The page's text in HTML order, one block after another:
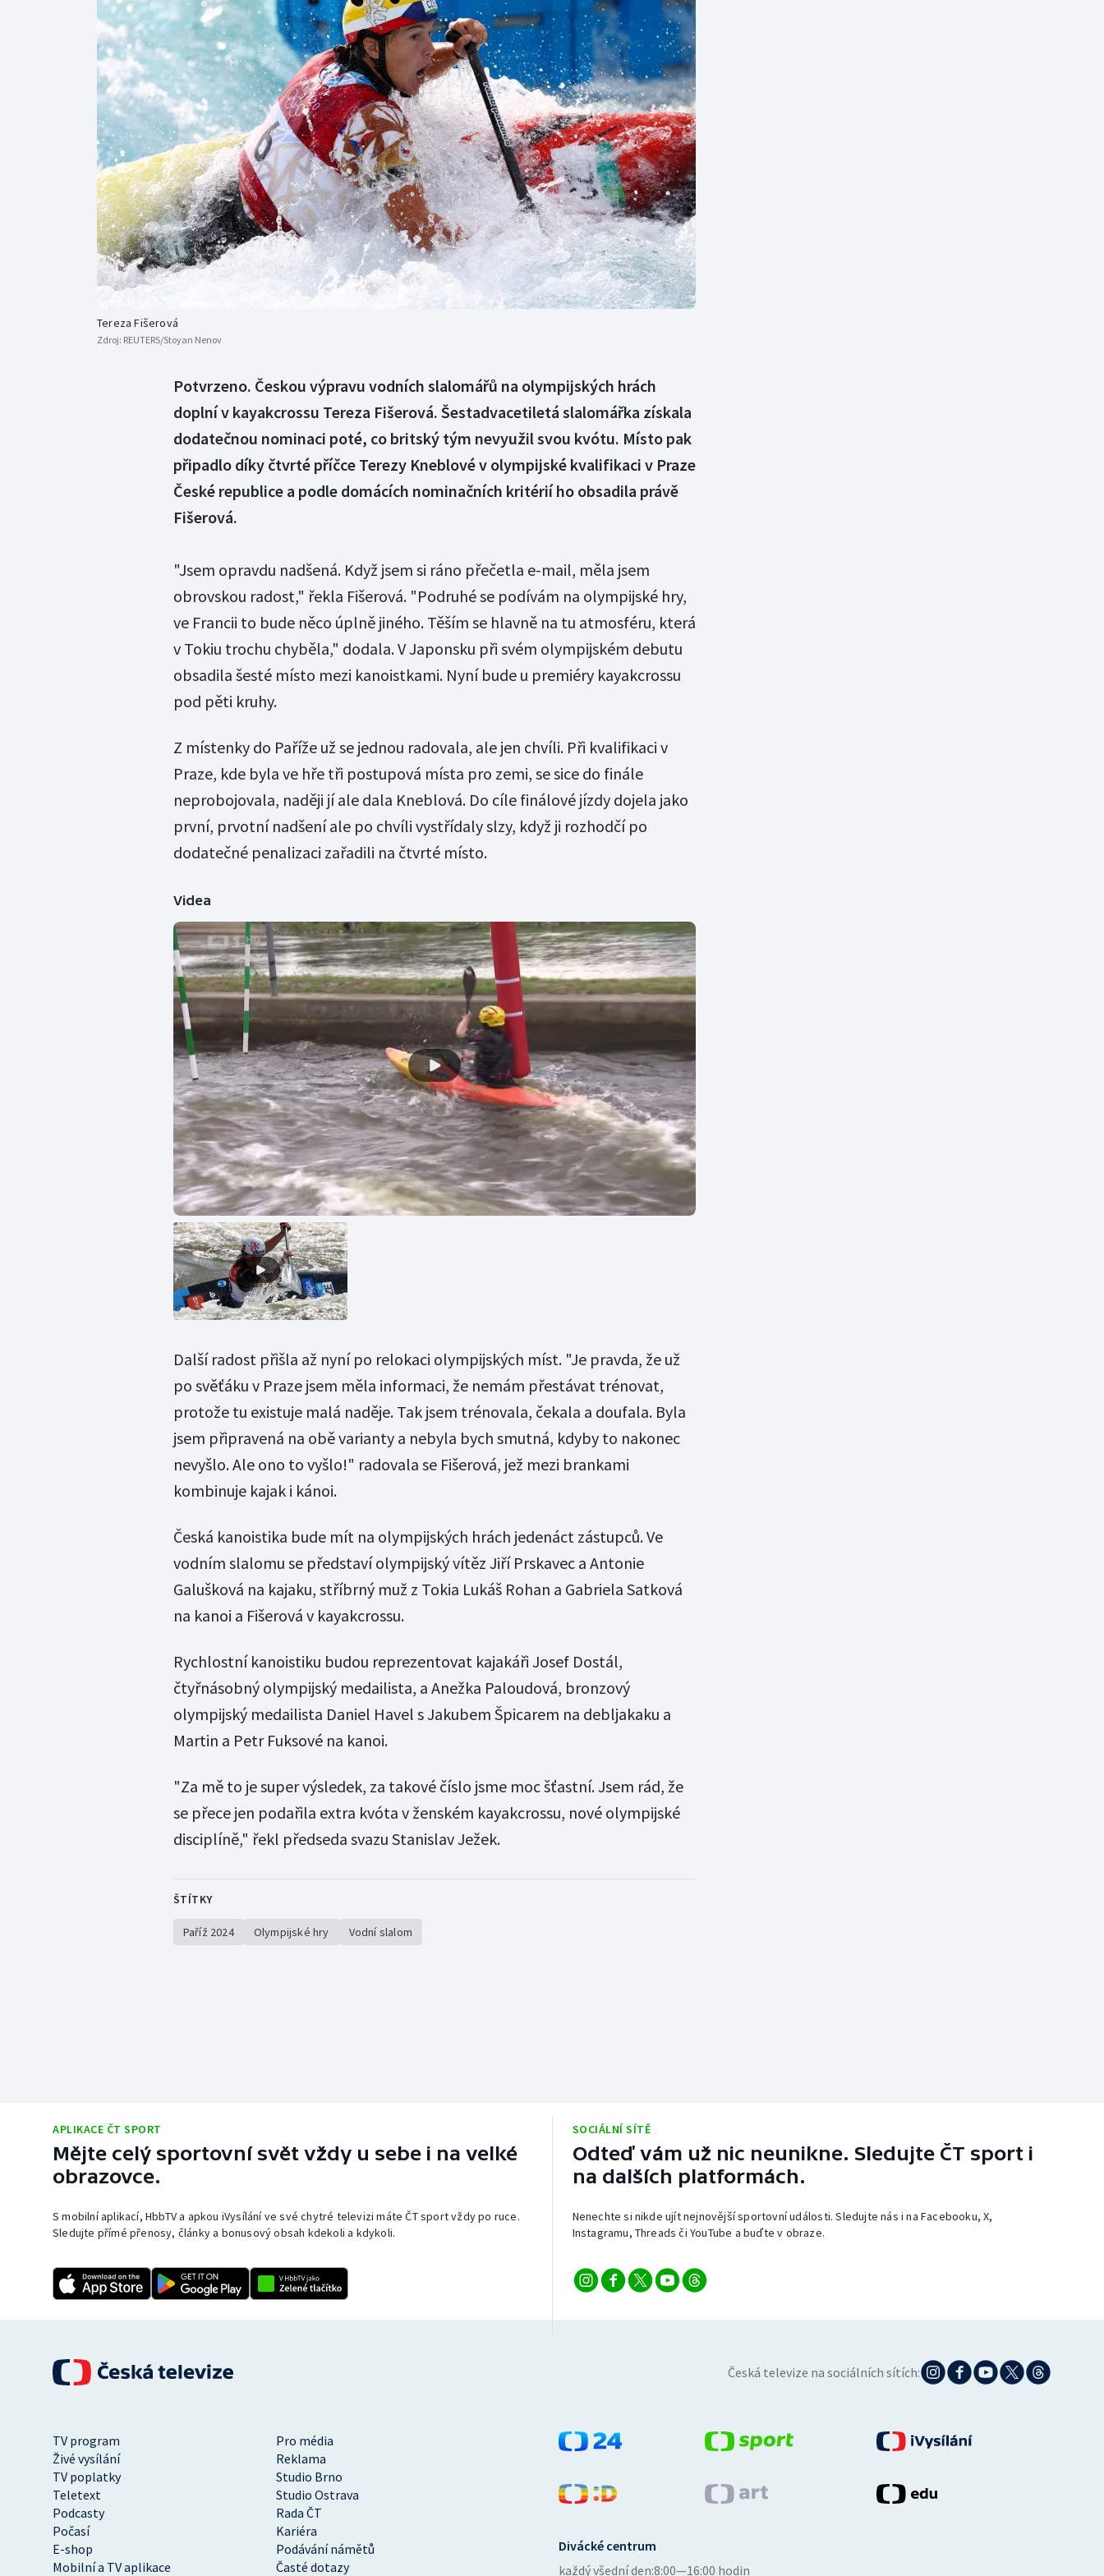
Curling
Dostihy
Florbal
Futsal
Golf
Gymnastika
Moderní pětiboj
Motorsport
Olympijské hry
Parasport
Plavání
Plážový volejbal
Triatlon
Veslování
Vodní slalom
Volejbal
Ostatní
Tereza Fišerová
Zdroj: REUTERS/Stoyan Nenov
Potvrzeno. Českou výpravu vodních slalomářů na olympijských hrách
doplní v kayakcrossu Tereza Fišerová. Šestadvacetiletá slalomářka získala
dodatečnou nominaci poté, co britský tým nevyužil svou kvótu. Místo pak
připadlo díky čtvrté příčce Terezy Kneblové v olympijské kvalifikaci v Praze
České republice a podle domácích nominačních kritérií ho obsadila právě
Fišerová.
"Jsem opravdu nadšená. Když jsem si ráno přečetla e-mail, měla jsem
obrovskou radost," řekla Fišerová. "Podruhé se podívám na olympijské hry,
ve Francii to bude něco úplně jiného. Těším se hlavně na tu atmosféru, která
v Tokiu trochu chyběla," dodala. V Japonsku při svém olympijském debutu
obsadila šesté místo mezi kanoistkami. Nyní bude u premiéry kayakcrossu
pod pěti kruhy.
Z místenky do Paříže už se jednou radovala, ale jen chvíli. Při kvalifikaci v
Praze, kde byla ve hře tři postupová místa pro zemi, se sice do finále
neprobojovala, naději jí ale dala Kneblová. Do cíle finálové jízdy dojela jako
první, prvotní nadšení ale po chvíli vystřídaly slzy, když ji rozhodčí po
dodatečné penalizaci zařadili na čtvrté místo.
Videa
Další radost přišla až nyní po relokaci olympijských míst. "Je pravda, že už
po svěťáku v Praze jsem měla informaci, že nemám přestávat trénovat,
protože tu existuje malá naděje. Tak jsem trénovala, čekala a doufala. Byla
jsem připravená na obě varianty a nebyla bych smutná, kdyby to nakonec
nevyšlo. Ale ono to vyšlo!" radovala se Fišerová, jež mezi brankami
kombinuje kajak i kánoi.
Česká kanoistika bude mít na olympijských hrách jedenáct zástupců. Ve
vodním slalomu se představí olympijský vítěz Jiří Prskavec a Antonie
Galušková na kajaku, stříbrný muž z Tokia Lukáš Rohan a Gabriela Satková
na kanoi a Fišerová v kayakcrossu.
Rychlostní kanoistiku budou reprezentovat kajakáři Josef Dostál,
čtyřnásobný olympijský medailista, a Anežka Paloudová, bronzový
olympijský medailista Daniel Havel s Jakubem Špicarem na debljakaku a
Martin a Petr Fuksové na kanoi.
"Za mě to je super výsledek, za takové číslo jsme moc šťastní. Jsem rád, že
se přece jen podařila extra kvóta v ženském kayakcrossu, nové olympijské
disciplíně," řekl předseda svazu Stanislav Ježek.
ŠTÍTKY
Paříž 2024 Olympijské hry Vodní slalom
APLIKACE ČT SPORT
Mějte celý sportovní svět vždy u sebe i na velké
obrazovce.
S mobilní aplikací, HbbTV a apkou iVysílání ve své chytré televizi máte ČT sport vždy po ruce.
Sledujte přímé přenosy, články a bonusový obsah kdekoli a kdykoli.
SOCIÁLNÍ SÍTĚ
Odteď vám už nic neunikne. Sledujte ČT sport i
na dalších platformách.
Nenechte si nikde ujít nejnovější sportovní události. Sledujte nás i na Facebooku, X,
Instagramu, Threads či YouTube a buďte v obraze.
Česká televize na sociálních sítích:
TV program
Pro média
Živé vysílání
Reklama
TV poplatky
Studio Brno
Teletext
Studio Ostrava
Podcasty
Rada ČT
Počasí
Kariéra
E-shop
Podávání námětů
Mobilní a TV aplikace
Časté dotazy
Divácké centrum
každý všední den:8:00—16:00 hodin